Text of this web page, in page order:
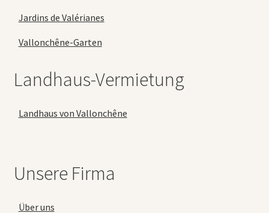
Jardins de Valérianes
Vallonchêne-Garten
Landhaus-Vermietung
Landhaus von Vallonchêne
Unsere Firma
Über uns